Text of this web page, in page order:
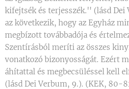
kifejtsék és terjesszék.'' (lásd Dei
az következik, hogy az Egyház
megbízott továbbadója és
Szentírásból meríti az összes
vonatkozó bizonyosságát. Ezért
áhítattal és megbecsüléssel kell
(lásd Dei Verbum, 9.). (KEK, 80-